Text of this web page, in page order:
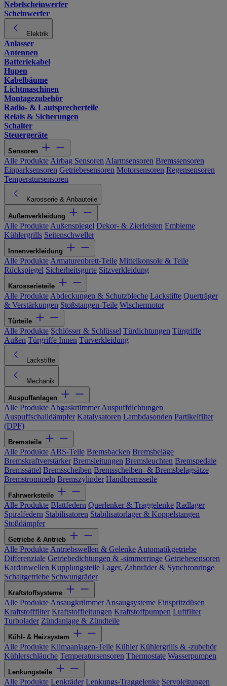
Nebelscheinwerfer
Scheinwerfer
Elektrik
Anlasser
Antennen
Batteriekabel
Hupen
Kabelbäume
Lichtmaschinen
Montagezubehör
Radio- & Lautsprecherteile
Relais & Sicherungen
Schalter
Steuergeräte
Sensoren
Alle Produkte Airbag Sensoren Alarmsensoren Bremssensoren
Einparksensoren Getriebesensoren Motorsensoren Regensensoren
Temperatursensoren
Karosserie & Anbauteile
Außenverkleidung
Alle Produkte Außenspiegel Dekor- & Zierleisten Embleme
Kühlergrills Seitenschweller
Innenverkleidung
Alle Produkte Armaturenbrett-Teile Mittelkonsole & Teile
Rückspiegel Sicherheitsgurte Sitzverkleidung
Karosserieteile
Alle Produkte Abdeckungen & Schutzbleche Lackstifte Querträger
& Verstärkungen Stoßstangen-Teile Wischermotor
Türteile
Alle Produkte Schlösser & Schlüssel Türdichtungen Türgriffe
Außen Türgriffe Innen Türverkleidung
Lackstifte
Mechanik
Auspuffanlagen
Alle Produkte Abgaskrümmer Auspuffdichtungen
Auspuffschalldämpfer Katalysatoren Lambdasonden Partikelfilter
(DPF)
Bremsteile
Alle Produkte ABS-Teile Bremsbacken Bremsbeläge
Bremskraftverstärker Bremsleitungen Bremsleuchten Bremspedale
Bremssättel Bremsscheiben Bremsscheiben- & Bremsbelagsätze
Bremstrommeln Bremszylinder Handbremsseile
Fahrwerksteile
Alle Produkte Blattfedern Querlenker & Traggelenke Radlager
Spiralfedern Stabilisatoren Stabilisatorlager & Koppelstangen
Stoßdämpfer
Getriebe & Antrieb
Alle Produkte Antriebswellen & Gelenke Automatikgetriebe
Differenziale Getriebedichtungen & -simmerringe Getriebesensoren
Kardanwellen Kupplungsteile Lager, Zahnräder & Synchronringe
Schaltgetriebe Schwungräder
Kraftstoffsysteme
Alle Produkte Ansaugkrümmer Ansaugsysteme Einspritzdüsen
Kraftstofffilter Kraftstoffleitungen Kraftstoffpumpen Luftfilter
Turbolader Zündanlage & Zündteile
Kühl- & Heizsystem
Alle Produkte Klimaanlagen-Teile Kühler Kühlergrills & -zubehör
Kühlerschläuche Temperatursensoren Thermostate Wasserpumpen
Lenkungsteile
Alle Produkte Lenkräder Lenkungs-Traggelenke Servoleitungen